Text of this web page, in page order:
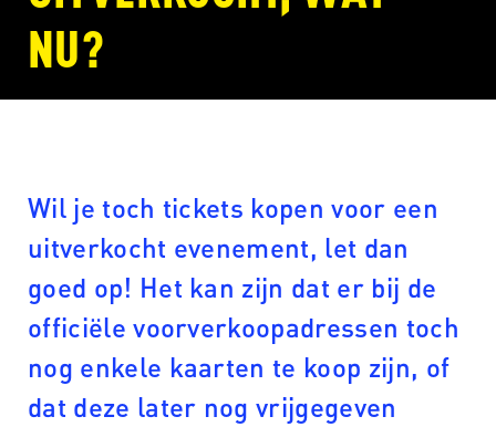
NU?
Wil je toch tickets kopen voor een
uitverkocht evenement, let dan
goed op! Het kan zijn dat er bij de
officiële voorverkoopadressen toch
nog enkele kaarten te koop zijn, of
dat deze later nog vrijgegeven